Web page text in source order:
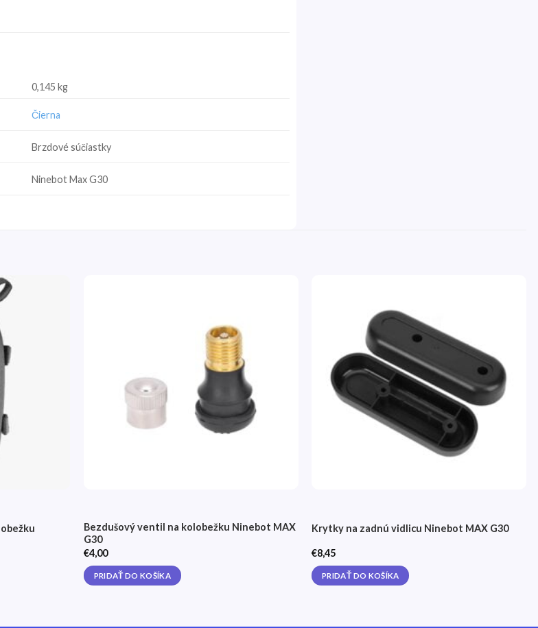
0,145 kg
Čierna
Brzdové súčiastky
Ninebot Max G30
Bezdušový ventil na kolobežku Ninebot MAX
G30
€4,00
PRIDAŤ DO KOŠÍKA
Krytky na zadnú vidlicu Ninebot MAX G30
€8,45
PRIDAŤ DO KOŠÍKA